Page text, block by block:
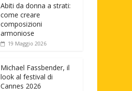
Abiti da donna a strati:
come creare
composizioni
armoniose
19 Maggio 2026
Michael Fassbender, il
look al festival di
Cannes 2026